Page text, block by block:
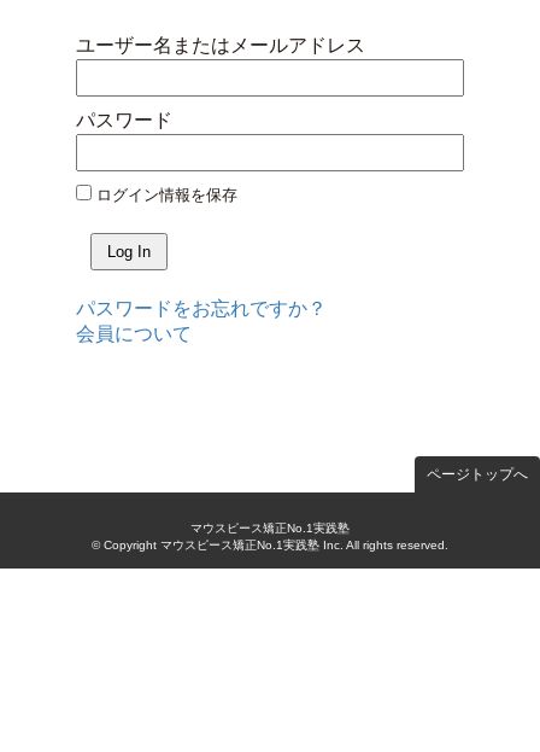
ユーザー名またはメールアドレス
パスワード
ログイン情報を保存
パスワードをお忘れですか？
会員について
ページトップへ
マウスピース矯正No.1実践塾
© Copyright マウスピース矯正No.1実践塾 Inc. All rights reserved.